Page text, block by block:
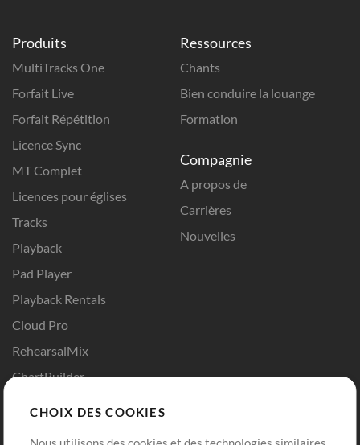
Produits
MultiTracks One
Forfait Live
Forfait Répétition
Licence Sync
MT Complet
Licences pour églises
Tracks
Playback
Pad Player
Playback Rentals
Cloud Pro
RehearsalMix
ChartBuilder
Ressources
Chants
Bien conduire la louange
Formation
Compagnie
A propos de
Carrières
Nouvelles
CHOIX DES COOKIES